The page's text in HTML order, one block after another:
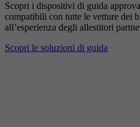
Scopri i dispositivi di guida
compatibili con tutte le vetture dei
all’esperienza degli allestitori
Scopri le soluzioni di guida